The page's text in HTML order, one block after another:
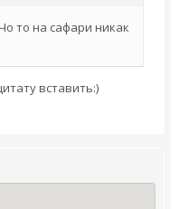
то на сафари никак
вставить:)